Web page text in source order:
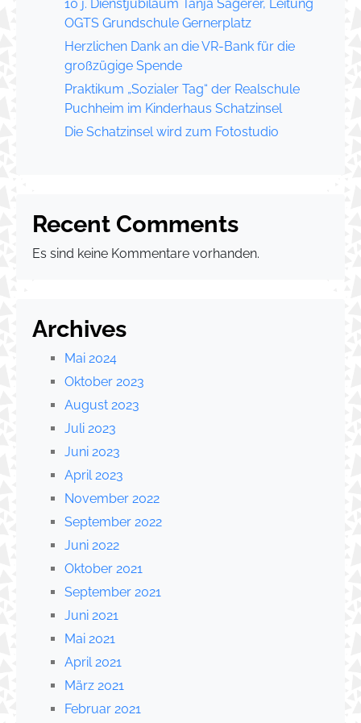
10 j. Dienstjubiläum Tanja Sagerer, Leitung
OGTS Grundschule Gernerplatz
Herzlichen Dank an die VR-Bank für die
großzügige Spende
Praktikum „Sozialer Tag“ der Realschule
Puchheim im Kinderhaus Schatzinsel
Die Schatzinsel wird zum Fotostudio
Recent Comments
Es sind keine Kommentare vorhanden.
Archives
Mai 2024
Oktober 2023
August 2023
Juli 2023
Juni 2023
April 2023
November 2022
September 2022
Juni 2022
Oktober 2021
September 2021
Juni 2021
Mai 2021
April 2021
März 2021
Februar 2021